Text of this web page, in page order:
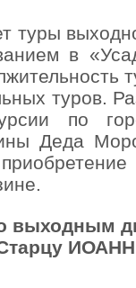
туры
в
туров.
по
Деда
выходным